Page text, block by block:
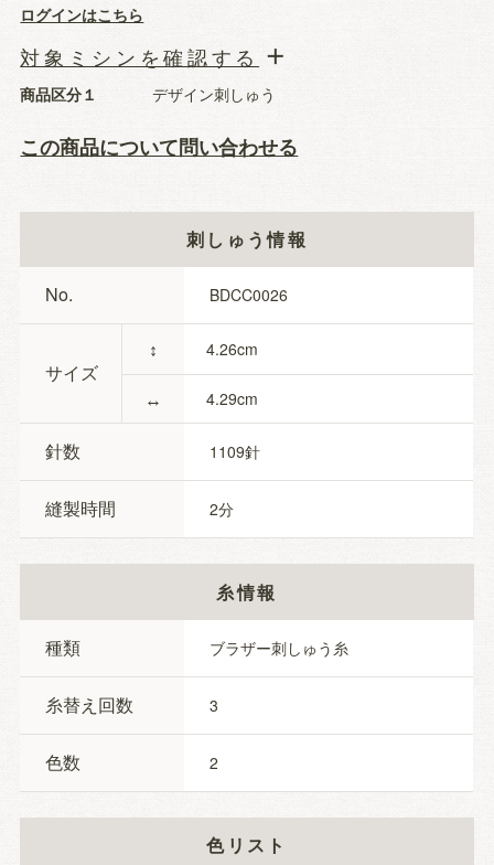
ログインはこちら
商品区分１ デザイン刺しゅう
この商品について問い合わせる
対象ミシンを確認する
刺しゅう情報
No. BDCC0026
サイズ
↕
↔
4.26
4.29
針数 1109
縫製時間 2
糸情報
種類 ブラザー刺しゅう糸
糸替え回数 3
色数 2
色リスト